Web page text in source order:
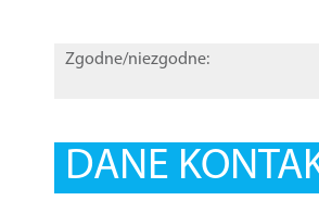
Zgodne/niezgodne:
DANE